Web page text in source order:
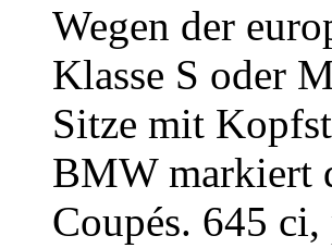
Wegen der
Klasse S oder
Sitze mit
BMW markiert
Coupés. 645